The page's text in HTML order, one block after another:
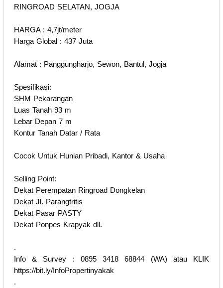
RINGROAD SELATAN, JOGJA
HARGA : 4,7jt/meter
Harga Global : 437 Juta
Alamat : Panggungharjo, Sewon, Bantul, Jogja
Spesifikasi:
SHM Pekarangan
Luas Tanah 93 m
Lebar Depan 7 m
Kontur Tanah Datar / Rata
Cocok Untuk Hunian Pribadi, Kantor & Usaha
Selling Point:
Dekat Perempatan Ringroad Dongkelan
Dekat Jl. Parangtritis
Dekat Pasar PASTY
Dekat Ponpes Krapyak dll.
.
Info & Survey : 0895 3418 68844 (WA) atau KLIK
https://bit.ly/InfoPropertinyakak
.